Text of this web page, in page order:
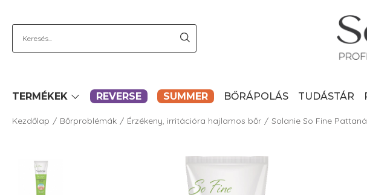
TERMÉKEK REVERSE SUMMER BŐRÁPOLÁS TUDÁSTÁR
Kezdőlap Bőrproblémák Érzékeny, irritációra hajlamos bőr Solanie So Fine